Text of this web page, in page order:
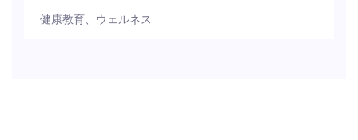
健康教育、ウェルネス